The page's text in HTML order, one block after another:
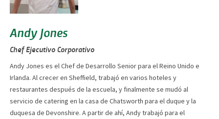
Andy Jones
Chef Ejecutivo Corporativo
Andy Jones es el Chef de Desarrollo Senior para el Reino Unido e
Irlanda. Al crecer en Sheffield, trabajó en varios hoteles y
restaurantes después de la escuela, y finalmente se mudó al
servicio de catering en la casa de Chatsworth para el duque y la
duquesa de Devonshire. A partir de ahí, Andy trabajó para el